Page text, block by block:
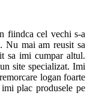
fiindca cel vechi s-a
Nu mai am reusit sa
sa imi cumpar altul.
site specializat. Imi
logan foarte
plac produsele pe